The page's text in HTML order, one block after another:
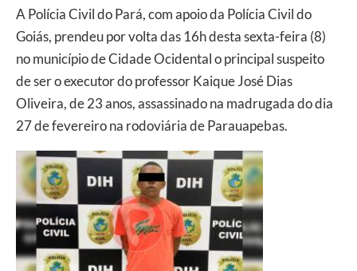
A Polícia Civil do Pará, com apoio da Polícia Civil do
Goiás, prendeu por volta das 16h desta sexta-feira (8)
no município de Cidade Ocidental o principal suspeito
de ser o executor do professor Kaique José Dias
Oliveira, de 23 anos, assassinado na madrugada do dia
27 de fevereiro na rodoviária de Parauapebas.